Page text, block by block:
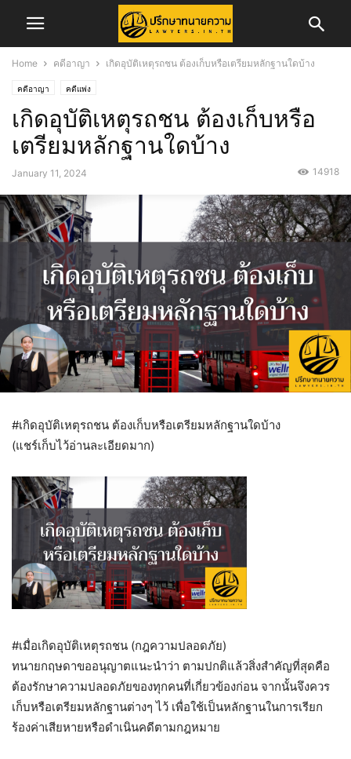
Home คดีอาญา เกิดอุบัติเหตุรถชน ต้องเก็บหรือเตรียมหลักฐานใดบ้าง
คดีอาญา คดีแพ่ง
เกิดอุบัติเหตุรถชน ต้องเก็บหรือ
เตรียมหลักฐานใดบ้าง
January 11, 2024 14918
#เกิดอุบัติเหตุรถชน ต้องเก็บหรือเตรียมหลักฐานใดบ้าง
(แชร์เก็บไว้อ่านละเอียดมาก)
#เมื่อเกิดอุบัติเหตุรถชน (กฎความปลอดภัย)
ทนายกฤษดาขออนุญาตแนะนำว่า ตามปกติแล้วสิ่งสำคัญที่สุดคือ
ต้องรักษาความปลอดภัยของทุกคนที่เกี่ยวข้องก่อน จากนั้นจึงควร
เก็บหรือเตรียมหลักฐานต่างๆ ไว้ เพื่อใช้เป็นหลักฐานในการเรียก
ร้องค่าเสียหายหรือดำเนินคดีตามกฎหมาย